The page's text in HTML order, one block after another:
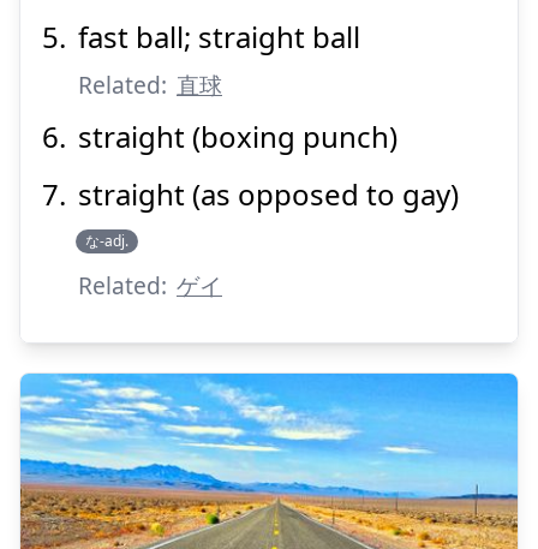
fast ball; straight ball
Related: 直球
straight (boxing punch)
straight (as opposed to gay)
な-adj.
Related: ゲイ